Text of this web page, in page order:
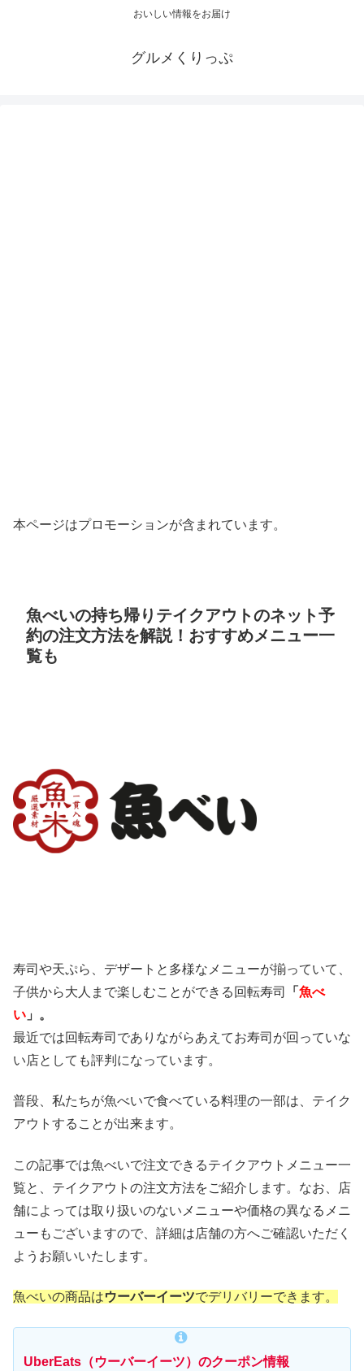
おいしい情報をお届け
グルメくりっぷ
本ページはプロモーションが含まれています。
魚べいの持ち帰りテイクアウトのネット予
約の注文方法を解説！おすすめメニュー一
覧も
寿司や天ぷら、デザートと多様なメニューが揃っていて、
子供から大人まで楽しむことができる回転寿司
「 魚べ
い 」。
最近では回転寿司でありながらあえてお寿司が回っていな
い店としても評判になっています。
普段、私たちが魚べいで食べている料理の一部は、テイク
アウトすることが出来ます。
この記事では魚べいで注文できるテイクアウトメニュー一
覧と、テイクアウトの注文方法をご紹介します。なお、店
舗によっては取り扱いのないメニューや価格の異なるメニ
ューもございますので、詳細は店舗の方へご確認いただく
ようお願いいたします。
魚べいの商品はウーバーイーツでデリバリーできます。
UberEats（ウーバーイーツ）のクーポン情報